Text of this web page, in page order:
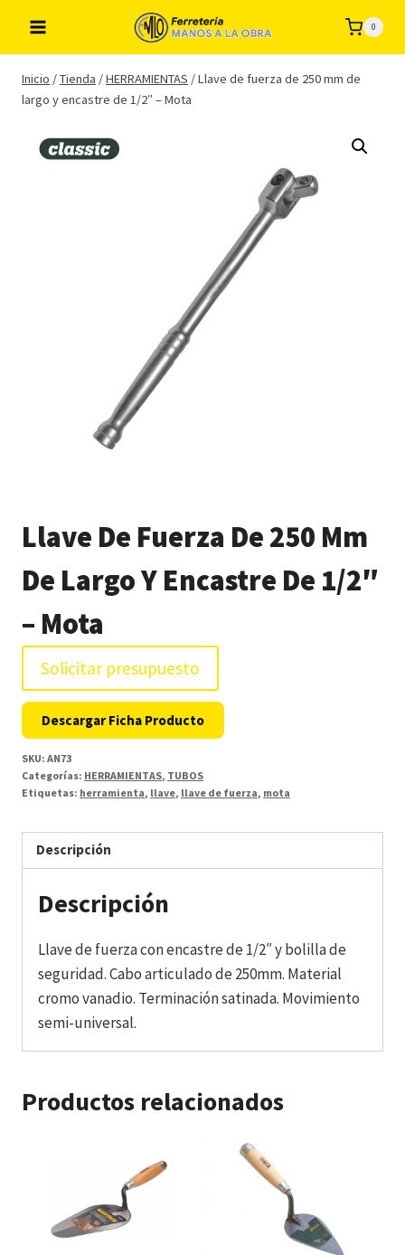
contenido
0
Inicio /Tienda /HERRAMIENTAS /Llave de fuerza de 250 mm de
largo y encastre de 1/2″ – Mota
Llave De Fuerza De 250 Mm
De Largo Y Encastre De 1/2″
– Mota
Solicitar presupuesto
Descargar Ficha Producto
SKU: AN73
Categorías: HERRAMIENTAS, TUBOS
Etiquetas: herramienta, llave, llave de fuerza, mota
Descripción
Descripción
Llave de fuerza con encastre de 1/2″ y bolilla de
seguridad. Cabo articulado de 250mm. Material
cromo vanadio. Terminación satinada. Movimiento
semi-universal.
Productos relacionados